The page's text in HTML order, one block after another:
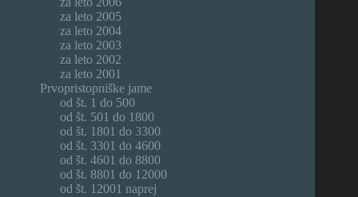
za leto 2005
za leto 2004
za leto 2003
za leto 2002
za leto 2001
Prvopristopniške jame
od št. 1 do 500
od št. 501 do 1800
od št. 1801 do 3300
od št. 3301 do 4600
od št. 4601 do 8800
od št. 8801 do 12000
od št. 12001 naprej